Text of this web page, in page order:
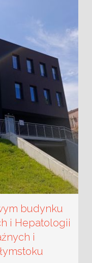
budynku
i Hepatologii
i